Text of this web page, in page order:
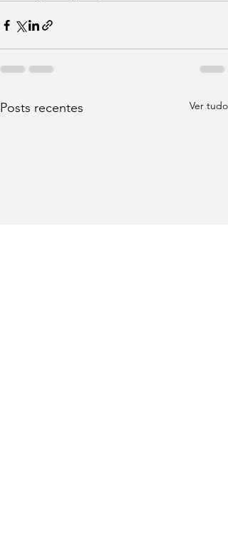
Posts recentes Ver tudo